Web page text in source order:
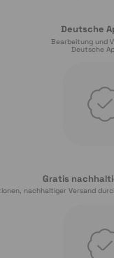
Deutsche
Bearbeitung und
Deutsche
Gratis
nachhaltiger Versand